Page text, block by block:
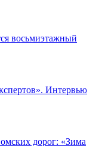
восьмиэтажный
Интервью
дорог: «Зима